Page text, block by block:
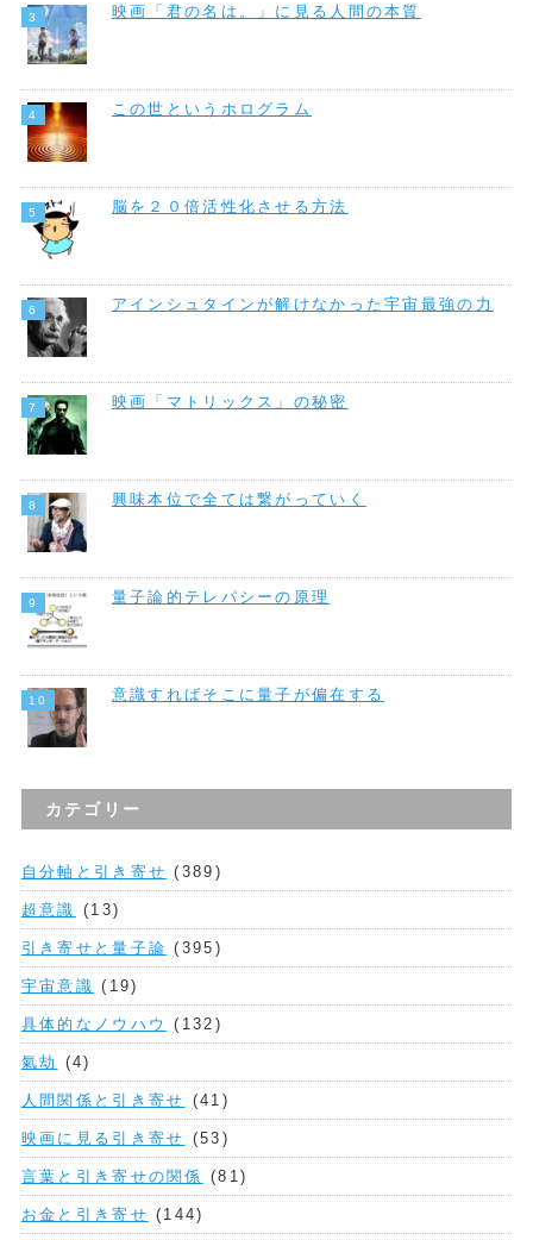
映画「君の名は。」に見る人間の本質
この世というホログラム
脳を２０倍活性化させる方法
アインシュタインが解けなかった宇宙最強の力
映画「マトリックス」の秘密
興味本位で全ては繋がっていく
量子論的テレパシーの原理
意識すればそこに量子が偏在する
カテゴリー
自分軸と引き寄せ (389)
超意識 (13)
引き寄せと量子論 (395)
宇宙意識 (19)
具体的なノウハウ (132)
氣劫 (4)
人間関係と引き寄せ (41)
映画に見る引き寄せ (53)
言葉と引き寄せの関係 (81)
お金と引き寄せ (144)